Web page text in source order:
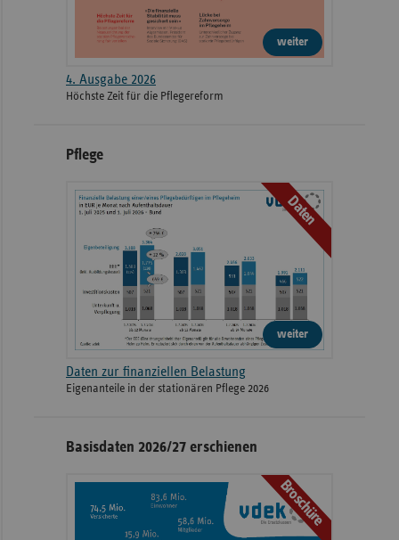
weiter
4. Ausgabe 2026
Höchste Zeit für die Pflegereform
Pflege
Daten
weiter
Daten zur finanziellen Belastung
Eigenanteile in der stationären Pflege 2026
Basisdaten 2026/27 erschienen
Broschüre